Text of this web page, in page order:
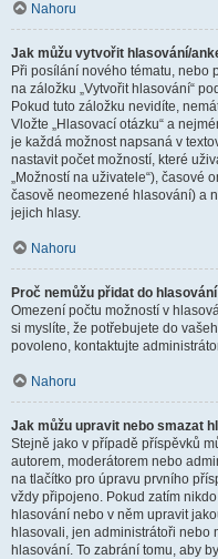
Nahoru
Jak můžu vytvořit hlasování/
Při posílání nového tématu, nebo
na záložku „Vytvořit hlasování“
Pokud tuto záložku nevidíte,
Vložte „Hlasovací otázku“ a
je každá možnost napsaná v
nastavit počet možností, které
„Možností na uživatele“), časové
časově neomezené hlasování) a
jejich hlasy.
Nahoru
Proč nemůžu přidat do
Omezení počtu možností v
si myslíte, že potřebujete do
povoleno, kontaktujte
Nahoru
Jak můžu upravit nebo smazat
Stejně jako v případě příspěvků
autorem, moderátorem nebo
na tlačítko pro úpravu prvního
vždy připojeno. Pokud zatím
hlasování nebo v něm upravit
hlasovali, jen administrátoři nebo
hlasování. To zabrání tomu, aby